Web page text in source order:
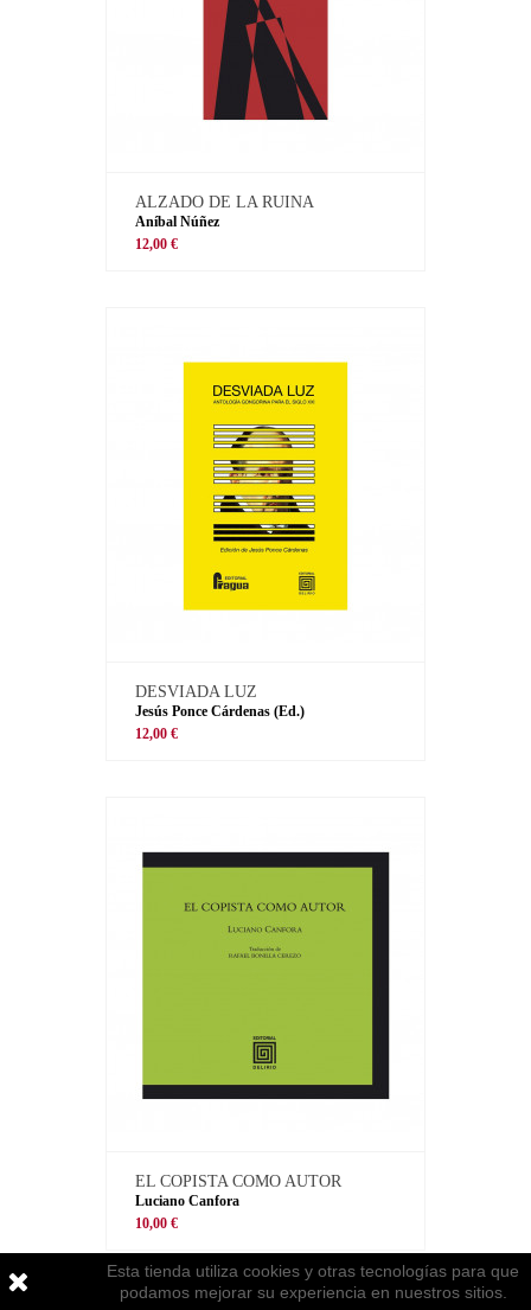
ALZADO DE LA RUINA
Aníbal Núñez
12,00 €
DESVIADA LUZ
Jesús Ponce Cárdenas (Ed.)
12,00 €
EL COPISTA COMO AUTOR
Luciano Canfora
10,00 €
Esta tienda utiliza cookies y otras tecnologías para que
podamos mejorar su experiencia en nuestros sitios.